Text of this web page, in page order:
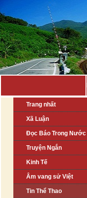
Trang nhất
Xã Luận
Đọc Báo Trong Nước
Truyện Ngắn
Kinh Tế
Âm vang sử Việt
Tin Thể Thao